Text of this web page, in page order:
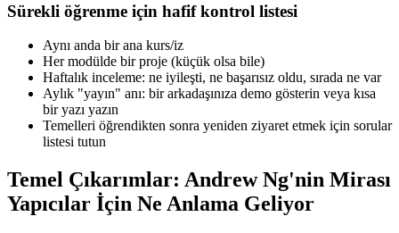
Sürekli öğrenme için hafif kontrol listesi
Aynı anda bir ana kurs/iz
Her modülde bir proje (küçük olsa bile)
Haftalık inceleme: ne iyileşti, ne başarısız oldu, sırada ne var
Aylık "yayın" anı: bir arkadaşınıza demo gösterin veya kısa
bir yazı yazın
Temelleri öğrendikten sonra yeniden ziyaret etmek için sorular
listesi tutun
Temel Çıkarımlar: Andrew Ng'nin Mirası
Yapıcılar İçin Ne Anlama Geliyor